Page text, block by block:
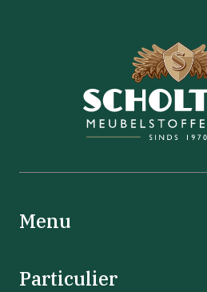
Menu
Particulier